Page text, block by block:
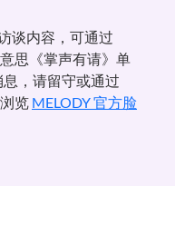
谈内容，可通过
思《掌声有请》单
，请留守或通过
览 MELODY 官方脸